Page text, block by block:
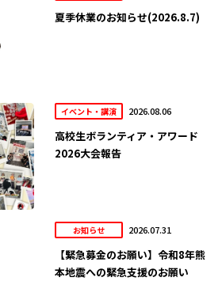
夏季休業のお知らせ(2026.8.7)
イベント・講演 2026.08.06
高校生ボランティア・アワード
2026大会報告
お知らせ 2026.07.31
【緊急募金のお願い】令和8年熊
本地震への緊急支援のお願い